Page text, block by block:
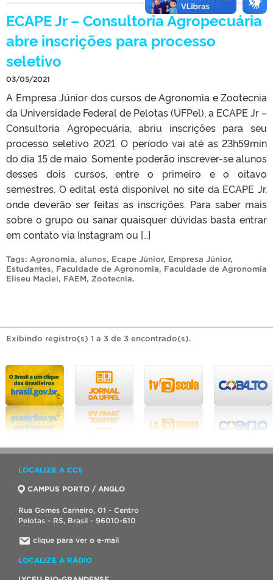
ECAPE Jr – Consultoria Agropecuária
abre inscrições para processo
seletivo
03/05/2021
A Empresa Júnior dos cursos de Agronomia e Zootecnia
da Universidade Federal de Pelotas (UFPel), a ECAPE Jr –
Consultoria Agropecuária, abriu inscrições para seu
processo seletivo 2021. O período vai até as 23h59min
do dia 15 de maio. Somente poderão inscrever-se alunos
desses dois cursos, entre o primeiro e o oitavo
semestres. O edital está disponível no site da ECAPE Jr,
onde deverão ser feitas as inscrições. Para saber mais
sobre o grupo ou sanar quaisquer dúvidas basta entrar
em contato via Instagram ou […]
Tags: Agronomia, alunos, Ecape Júnior, Empresa Júnior,
Estudantes, Faculdade de Agronomia, Faculdade de Agronomia
Eliseu Maciel, FAEM, Zootecnia.
Exibindo registro(s) 1 a 3 de 3 encontrado(s).
LOCALIZE A CCS
CAMPUS PORTO / ANGLO
Rua Gomes Carneiro, 01 - Centro
Pelotas - RS, Brasil - 96010-610
clique para ver o e-mail
LOCALIZE A RÁDIO